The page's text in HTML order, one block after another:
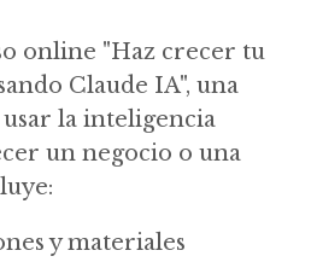
online "Haz crecer tu
Claude IA", una
la inteligencia
un negocio o una
y materiales